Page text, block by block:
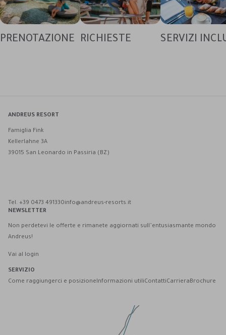
PRENOTAZIONE RICHIESTE SERVIZI
ANDREUS RESORT
Famiglia Fink
Kellerlahne 3A
39015 San Leonardo in Passiria (BZ)
Tel. +39 0473 491330info@andreus-resorts.it
NEWSLETTER
Non perdetevi le offerte e rimanete aggiornati sull’entusiasmante mondo
Andreus!
Vai al login
SERVIZIO
Come raggiungerci e posizioneInformazioni utiliContattiCarrieraBrochure